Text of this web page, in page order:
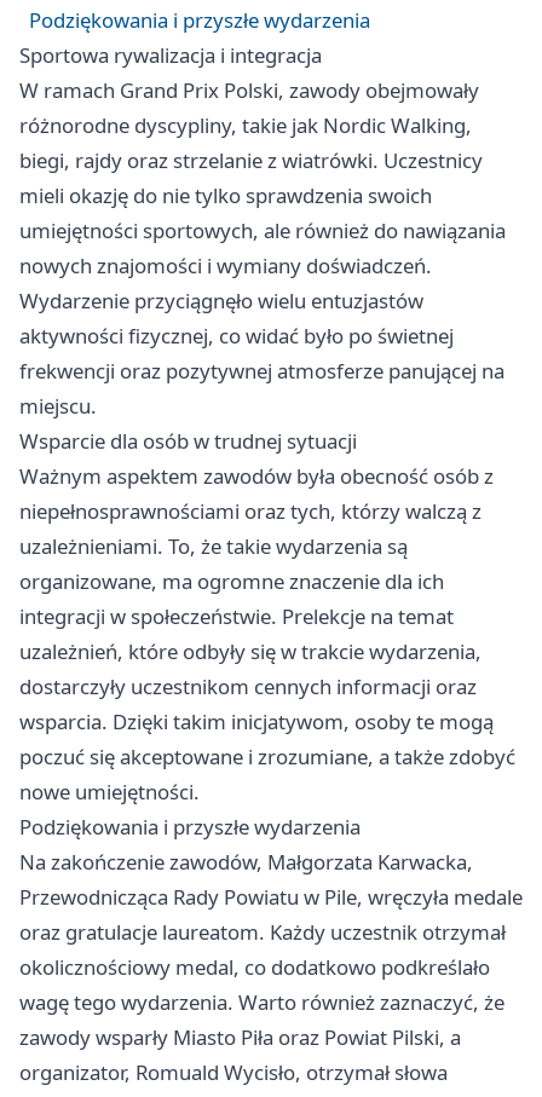
Podziękowania i przyszłe wydarzenia
Sportowa rywalizacja i integracja
W ramach Grand Prix Polski, zawody obejmowały
różnorodne dyscypliny, takie jak Nordic Walking,
biegi, rajdy oraz strzelanie z wiatrówki. Uczestnicy
mieli okazję do nie tylko sprawdzenia swoich
umiejętności sportowych, ale również do nawiązania
nowych znajomości i wymiany doświadczeń.
Wydarzenie przyciągnęło wielu entuzjastów
aktywności fizycznej, co widać było po świetnej
frekwencji oraz pozytywnej atmosferze panującej na
miejscu.
Wsparcie dla osób w trudnej sytuacji
Ważnym aspektem zawodów była obecność osób z
niepełnosprawnościami oraz tych, którzy walczą z
uzależnieniami. To, że takie wydarzenia są
organizowane, ma ogromne znaczenie dla ich
integracji w społeczeństwie. Prelekcje na temat
uzależnień, które odbyły się w trakcie wydarzenia,
dostarczyły uczestnikom cennych informacji oraz
wsparcia. Dzięki takim inicjatywom, osoby te mogą
poczuć się akceptowane i zrozumiane, a także zdobyć
nowe umiejętności.
Podziękowania i przyszłe wydarzenia
Na zakończenie zawodów, Małgorzata Karwacka,
Przewodnicząca Rady Powiatu w Pile, wręczyła medale
oraz gratulacje laureatom. Każdy uczestnik otrzymał
okolicznościowy medal, co dodatkowo podkreślało
wagę tego wydarzenia. Warto również zaznaczyć, że
zawody wsparły Miasto Piła oraz Powiat Pilski, a
organizator, Romuald Wycisło, otrzymał słowa